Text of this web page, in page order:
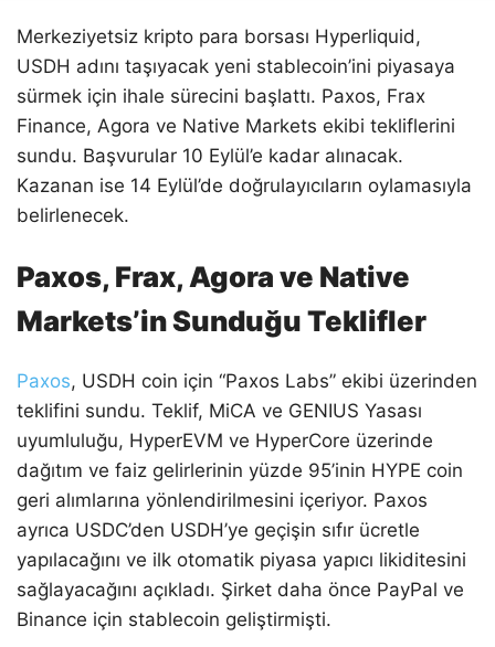
Merkeziyetsiz kripto para borsası Hyperliquid,
USDH adını taşıyacak yeni stablecoin’ini piyasaya
sürmek için ihale sürecini başlattı. Paxos, Frax
Finance, Agora ve Native Markets ekibi tekliflerini
sundu. Başvurular 10 Eylül’e kadar alınacak.
Kazanan ise 14 Eylül’de doğrulayıcıların oylamasıyla
belirlenecek.
Paxos, Frax, Agora ve Native
Markets’in Sunduğu Teklifler
Paxos, USDH coin için “Paxos Labs” ekibi üzerinden
teklifini sundu. Teklif, MiCA ve GENIUS Yasası
uyumluluğu, HyperEVM ve HyperCore üzerinde
dağıtım ve faiz gelirlerinin yüzde 95’inin HYPE coin
geri alımlarına yönlendirilmesini içeriyor. Paxos
ayrıca USDC’den USDH’ye geçişin sıfır ücretle
yapılacağını ve ilk otomatik piyasa yapıcı likiditesini
sağlayacağını açıkladı. Şirket daha önce PayPal ve
Binance için stablecoin geliştirmişti.